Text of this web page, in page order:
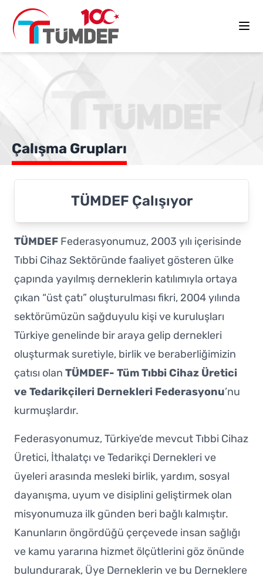
Çalışma Grupları
TÜMDEF Çalışıyor
TÜMDEF Federasyonumuz, 2003 yılı içerisinde
Tıbbi Cihaz Sektöründe faaliyet gösteren ülke
çapında yayılmış derneklerin katılımıyla ortaya
çıkan “üst çatı” oluşturulması fikri, 2004 yılında
sektörümüzün sağduyulu kişi ve kuruluşları
Türkiye genelinde bir araya gelip dernekleri
oluşturmak suretiyle, birlik ve beraberliğimizin
çatısı olan TÜMDEF- Tüm Tıbbi Cihaz Üretici
ve Tedarikçileri Dernekleri Federasyonu’nu
kurmuşlardır.
Federasyonumuz, Türkiye’de mevcut Tıbbi Cihaz
Üretici, İthalatçı ve Tedarikçi Dernekleri ve
üyeleri arasında mesleki birlik, yardım, sosyal
dayanışma, uyum ve disiplini geliştirmek olan
misyonumuza ilk günden beri bağlı kalmıştır.
Kanunların öngördüğü çerçevede insan sağlığı
ve kamu yararına hizmet ölçütlerini göz önünde
bulundurarak, Üye Derneklerin ve bu Derneklere